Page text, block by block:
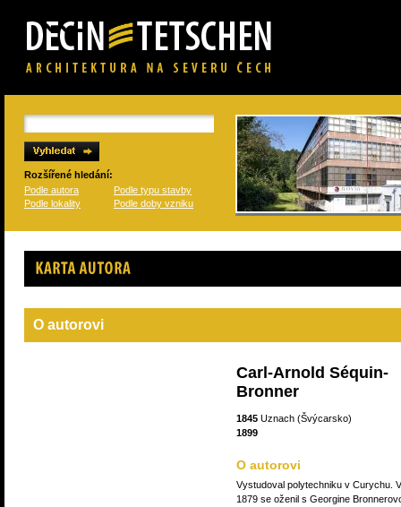
Rozšířené hledání:
Podle autora
Podle typu stavby
Podle lokality
Podle doby vzniku
Karta autora
O autorovi
Carl-Arnold Séquin-
Bronner
1845 Uznach (Švýcarsko)
1899
O autorovi
Vystudoval polytechniku v Curychu.
1879 se oženil s Georgine